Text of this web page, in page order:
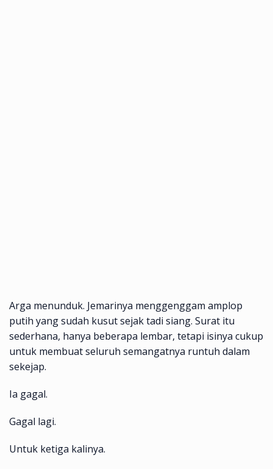
Arga menunduk. Jemarinya menggenggam amplop
putih yang sudah kusut sejak tadi siang. Surat itu
sederhana, hanya beberapa lembar, tetapi isinya cukup
untuk membuat seluruh semangatnya runtuh dalam
sekejap.
Ia gagal.
Gagal lagi.
Untuk ketiga kalinya.